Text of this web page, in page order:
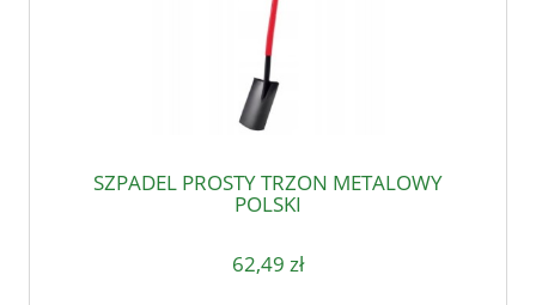
SZPADEL PROSTY TRZON METALOWY
POLSKI
62,49 zł